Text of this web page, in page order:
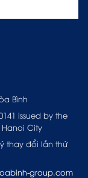
Bình
issued by the
City
thay đổi lần thứ
group.com